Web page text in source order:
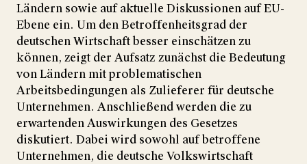
Ländern sowie auf aktuelle Diskussionen auf EU-
Ebene ein. Um den Betroffenheitsgrad der
deutschen Wirtschaft besser einschätzen zu
können, zeigt der Aufsatz zunächst die Bedeutung
von Ländern mit problematischen
Arbeitsbedingungen als Zulieferer für deutsche
Unternehmen. Anschließend werden die zu
erwartenden Auswirkungen des Gesetzes
diskutiert. Dabei wird sowohl auf betroffene
Unternehmen, die deutsche Volkswirtschaft